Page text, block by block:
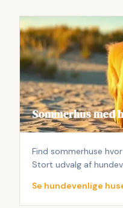
Sommerhus med
Find sommerhuse
Stort udvalg af
Se hundevenlige